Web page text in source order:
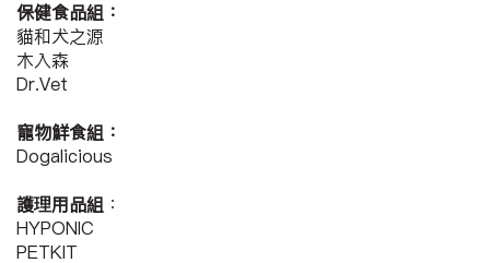
保健食品組：
貓和犬之源
木入森
Dr.Vet
寵物鮮食組：
Dogalicious
護理用品組 ：
HYPONIC
PETKIT